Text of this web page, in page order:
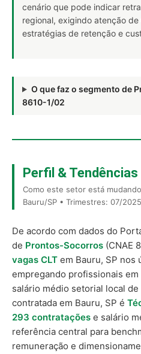
cenário que pode indicar
regional, exigindo atenção
estratégias de retenção e
O que faz o segmento de
8610-1/02
Perfil &
Como este setor está
Bauru/SP • Trimestres: 07/
De acordo com dados do
de Prontos-Socorros (CNAE
vagas CLT em Bauru, SP nos
empregando profissionais em
salário médio setorial local de
contratada em Bauru, SP é
293 contratações e salário
referência central para
remuneração e